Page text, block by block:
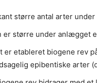
større antal arter
større under anlægget
er etableret biogene rev
epibentiske arter